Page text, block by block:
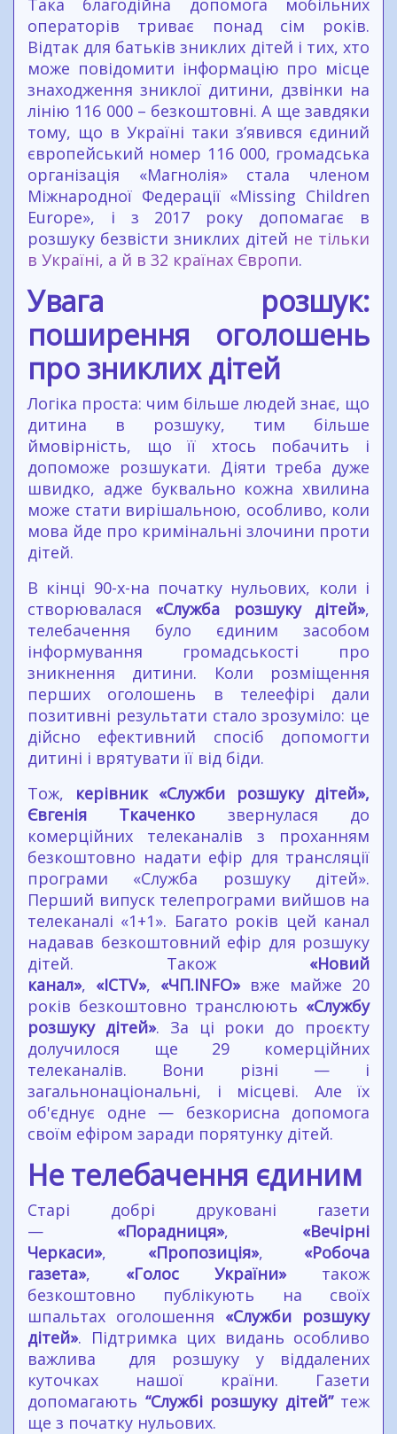
Така благодійна допомога мобільних
операторів триває понад сім років.
Відтак для батьків зниклих дітей і тих, хто
може повідомити інформацію про місце
знаходження зниклої дитини, дзвінки на
лінію 116 000 – безкоштовні. А ще завдяки
тому, що в Україні таки з’явився єдиний
європейський номер 116 000, громадська
організація «Магнолія» стала членом
Міжнародної Федерації «Missing Children
Europe», і з 2017 року допомагає в
розшуку безвісти зниклих дітей не тільки
в Україні, а й в 32 країнах Європи.
Увага розшук:
поширення оголошень
про зниклих дітей
Логіка проста: чим більше людей знає, що
дитина в розшуку, тим більше
ймовірність, що її хтось побачить і
допоможе розшукати. Діяти треба дуже
швидко, адже буквально кожна хвилина
може стати вирішальною, особливо, коли
мова йде про кримінальні злочини проти
дітей.
В кінці 90-х-на початку нульових, коли і
створювалася «Служба розшуку дітей»,
телебачення було єдиним засобом
інформування громадськості про
зникнення дитини. Коли розміщення
перших оголошень в телеефірі дали
позитивні результати стало зрозуміло: це
дійсно ефективний спосіб допомогти
дитині і врятувати її від біди.
Тож,
керівник «Служби розшуку дітей»,
Євгенія Ткаченко звернулася до
комерційних телеканалів з проханням
безкоштовно надати ефір для трансляції
програми «Служба розшуку дітей».
Перший випуск телепрограми вийшов на
телеканалі «1+1». Багато років цей канал
надавав безкоштовний ефір для розшуку
дітей. Також «Новий
канал», «ICTV», «ЧП.INFO» вже майже 20
років безкоштовно транслюють «Службу
розшуку дітей». За ці роки до проєкту
долучилося ще 29 комерційних
телеканалів. Вони різні — і
загальнонаціональні, і місцеві. Але їх
об'єднує одне — безкорисна допомога
своїм ефіром заради порятунку дітей.
Не телебачення єдиним
Старі добрі друковані газети
— «Порадниця», «Вечірні
Черкаси», «Пропозиція», «Робоча
газета», «Голос України»також
безкоштовно публікують на своїх
шпальтах оголошення «Служби розшуку
дітей». Підтримка цих видань особливо
важлива для розшуку у віддалених
куточках нашої країни. Газети
допомагають “Службі розшуку дітей” теж
ще з початку нульових.